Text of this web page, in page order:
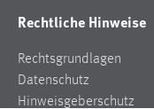
Rechtliche Hinweise
Rechtsgrundlagen
Datenschutz
Hinweisgeberschutz